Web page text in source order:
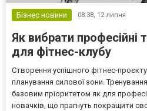
Бізнес новини 08:38, 12 липня
Як вибрати професійні
для фітнес-клубу
Створення успішного фітнес-
планування силової зони.
базовим пріоритетом як для
новачків, що прагнуть покращити